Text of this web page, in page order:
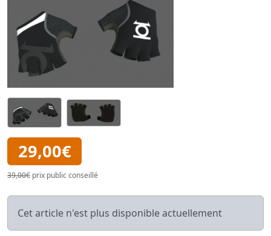
29,00€
39,00€ prix public conseillé
Cet article n'est plus disponible actuellement